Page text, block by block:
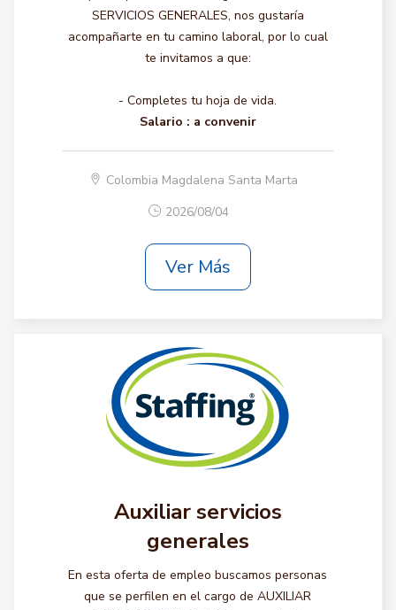
SERVICIOS GENERALES, nos gustaría
acompañarte en tu camino laboral, por lo cual
te invitamos a que:
- Completes tu hoja de vida.
Salario : a convenir
Colombia Magdalena Santa Marta
2026/08/04
Ver Más
Auxiliar servicios
generales
En esta oferta de empleo buscamos personas
que se perfilen en el cargo de AUXILIAR